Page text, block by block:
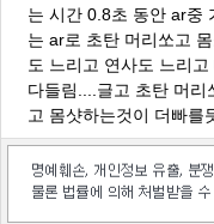
는 시간 0.8초 동안 ar중
는 ar로 초탄 머리쏘고
도 느리고 연사도 느리
다들림....글고 초탄 머
고 몸샷하는것이 더빠를